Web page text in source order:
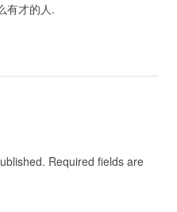
有才的人.
Required fields are